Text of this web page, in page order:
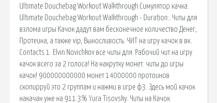
Ultimate Douchebag Workout Walkthrough Симулятор качка.
Ultimate Douchebag Workout Walkthrough - Duration:. Читы для
взлома игры Качок дадут вам бесконечное количество Денег,
Протеина, а также vip, Выносливость. ЧИТ на игру качок в вк.
Contacts 1. Elvin Novichkov все читы для. Рабочий чит на игру
качок всего за 2 голоса! На накрутку монет. читы до игры
качок! 900000000000 монет 14000000 протоинов
скопирруй это 2 группам и нажми в игре ф3. Здесь мой качок
накачан уже на 911.3% Yura Tisovsky. Читы на Качок